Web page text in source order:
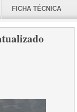
FICHA TÉCNICA